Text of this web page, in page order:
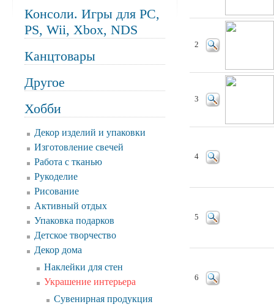
Консоли. Игры для PC,
PS, Wii, Xbox, NDS
Канцтовары
Другое
Хобби
Декор изделий и упаковки
Изготовление свечей
Работа с тканью
Рукоделие
Рисование
Активный отдых
Упаковка подарков
Детское творчество
Декор дома
Наклейки для стен
Украшение интерьера
Сувенирная продукция
2
3
4
5
6